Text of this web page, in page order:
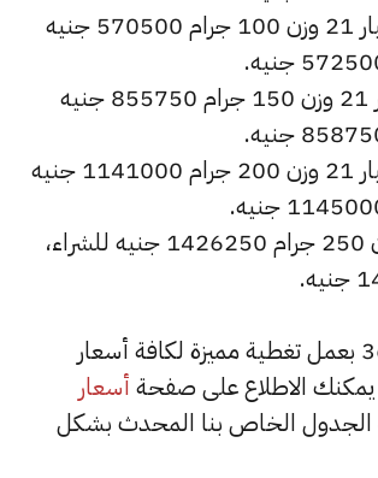
أسعار الذهب عيار 21 وزن 100 جرام 570500 جنيه
سعر الذهب عيار 21 وزن 150 جرام 855750 جنيه
أسعار الذهب عيار 21 وزن 200 جرام 1141000 جنيه
سعر عيار 21 وزن 250 جرام 1426250 جنيه للشراء،
نقوم في مصر 365 بعمل تغطية مميزة لكافة أسعار
الاطلاع على صفحة أسعار
الجدول الخاص بنا المحدث بشكل